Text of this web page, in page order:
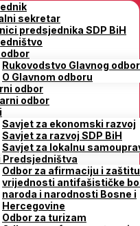
sekretar
predsjednika SDP BiH
Rukovodstvo Glavnog
O Glavnom odboru
odbor
odbor
Savjet za ekonomski razvoj
Savjet za razvoj SDP BiH
Savjet za lokalnu
Predsjedništva
Odbor za afirmaciju i zaštitu
vrijednosti antifašističke
naroda i narodnosti Bosne i
Hercegovine
Odbor za turizam